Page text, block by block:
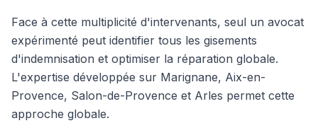
Face à cette multiplicité d'intervenants, seul un avocat
expérimenté peut identifier tous les gisements
d'indemnisation et optimiser la réparation globale.
L'expertise développée sur Marignane, Aix-en-
Provence, Salon-de-Provence et Arles permet cette
approche globale.